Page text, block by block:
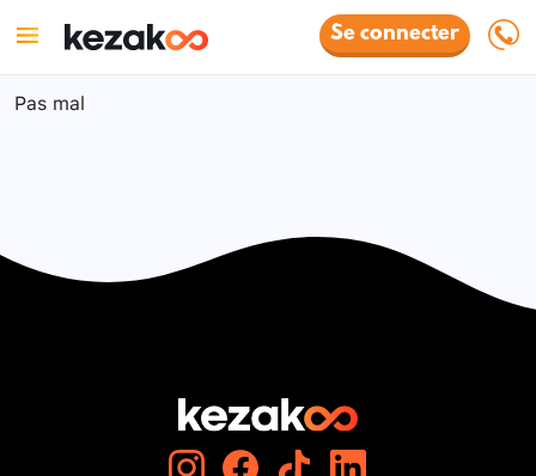
Se connecter
Pas mal